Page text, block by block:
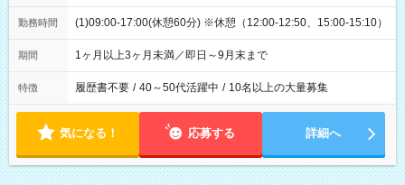
勤務時間 (1)09:00-17:00(休憩60分) ※休憩（12:00-12:50、15:00-15:10）
期間 1ヶ月以上3ヶ月未満／即日～9月末まで
特徴 履歴書不要 / 40～50代活躍中 / 10名以上の大量募集
気になる！ 応募する 詳細へ